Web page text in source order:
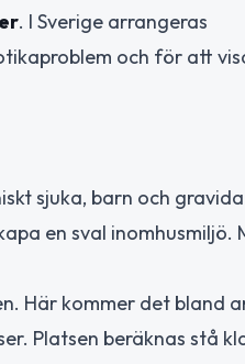
. I Sverige arrangeras
och för att
sjuka, barn och
en sval inomhusmiljö.
Här kommer det bland
Platsen beräknas stå